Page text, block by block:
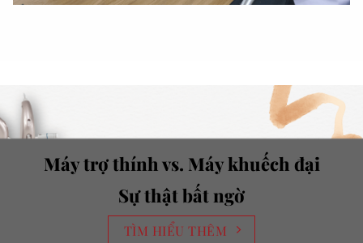
Máy trợ thính vs. Máy khuếch đại
Sự thật bất ngờ
TÌM HIỂU THÊM